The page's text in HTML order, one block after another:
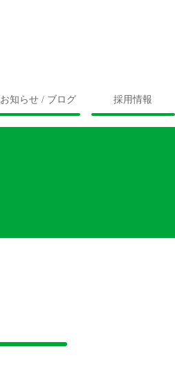
お知らせ / ブログ 採用情報